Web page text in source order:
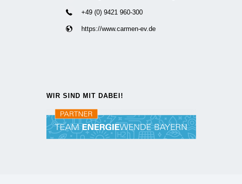
+49 (0) 9421 960-300
https://www.carmen-ev.de
WIR SIND MIT DABEI!